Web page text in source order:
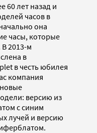
60 лет назад и
часов в
она
часы, которые
2013-м
в
в честь юбилея
компания
версию из
с синим
лучей и версию